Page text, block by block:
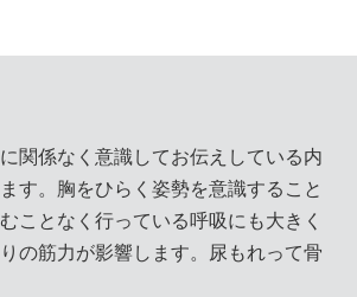
関係なく意識してお伝えしている内
す。胸をひらく姿勢を意識すること
ことなく行っている呼吸にも大きく
の筋力が影響します。尿もれって骨